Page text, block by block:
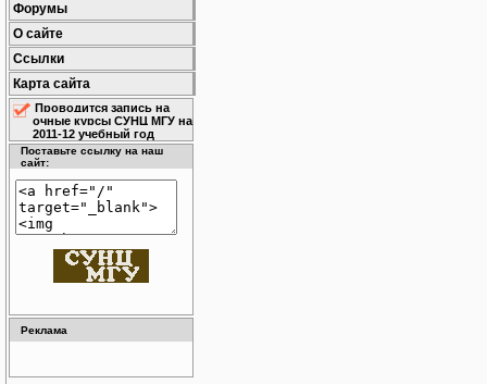
Форумы
О сайте
Ссылки
Карта сайта
Проводится запись на
очные курсы СУНЦ МГУ на
2011-12 учебный год
Поставьте ссылку на наш
сайт:
Реклама